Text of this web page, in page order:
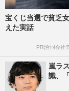
宝くじ当選で貧乏
えた実話
PR(合同会社
嵐ラ
識、